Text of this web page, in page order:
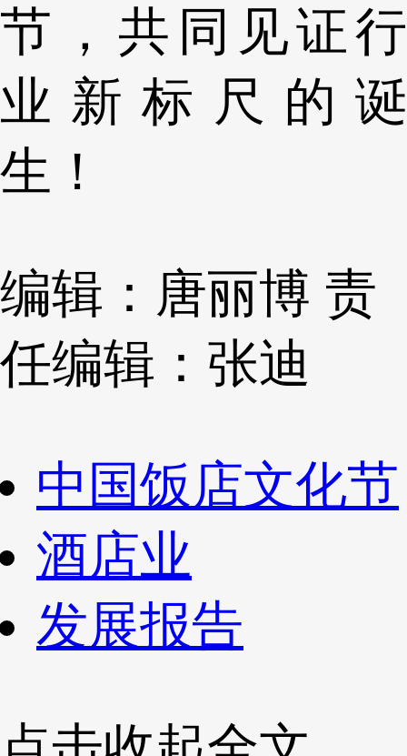
节，共同见证行
业新标尺的诞
生！
编辑：唐丽博 责
任编辑：张迪
中国饭店文化节
酒店业
发展报告